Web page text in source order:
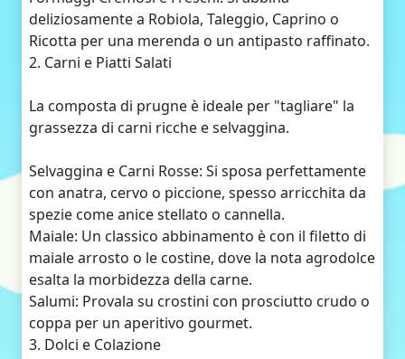
deliziosamente a Robiola, Taleggio, Caprino o
Ricotta per una merenda o un antipasto raffinato.
2. Carni e Piatti Salati
La composta di prugne è ideale per "tagliare" la
grassezza di carni ricche e selvaggina.
Selvaggina e Carni Rosse: Si sposa perfettamente
con anatra, cervo o piccione, spesso arricchita da
spezie come anice stellato o cannella.
Maiale: Un classico abbinamento è con il filetto di
maiale arrosto o le costine, dove la nota agrodolce
esalta la morbidezza della carne.
Salumi: Provala su crostini con prosciutto crudo o
coppa per un aperitivo gourmet.
3. Dolci e Colazione